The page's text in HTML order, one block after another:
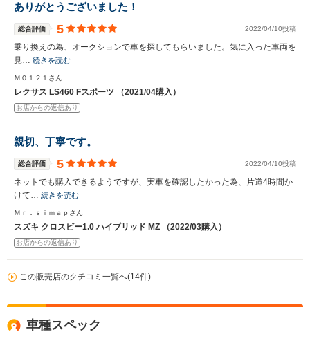
ありがとうございました！
総合評価 5 2022/04/10投稿
乗り換えの為、オークションで車を探してもらいました。気に入った車両を
見… 続きを読む
Ｍ０１２１さん
レクサス LS460 Fスポーツ （2021/04購入）
お店からの返信あり
親切、丁寧です。
総合評価 5 2022/04/10投稿
ネットでも購入できるようですが、実車を確認したかった為、片道4時間か
けて… 続きを読む
Ｍｒ．ｓｉｍａｐさん
スズキ クロスビー1.0 ハイブリッド MZ （2022/03購入）
お店からの返信あり
この販売店のクチコミ一覧へ(14件)
車種スペック